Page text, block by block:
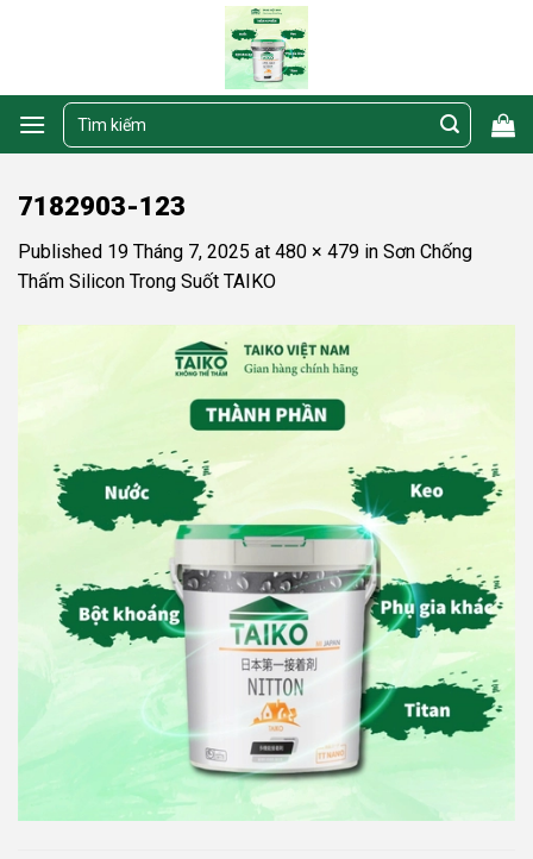
Tìm
kiếm:
7182903-123
Published 19 Tháng 7, 2025 at 480 × 479 in Sơn Chống
Thấm Silicon Trong Suốt TAIKO